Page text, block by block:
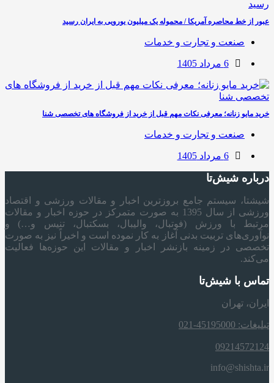
عبور از خط محاصره آمریکا / محموله یک میلیون یورویی به ایران رسید
صنعت و تجارت و خدمات
6 مرداد 1405
خرید مایو زنانه؛ معرفی نکات مهم قبل از خرید از فروشگاه های تخصصی شنا
صنعت و تجارت و خدمات
6 مرداد 1405
درباره شیش‌تا
شیشتا، سیستم جامع بروزترین اخبار و مقالات ورزشی و اقتصاد
ورزشی از سال 1395 به صورت متمرکز در حوزه اخبار و مقالات
مرتبط با ورزش (فوتبال، والیبال، بسکتبال، تنیس و…) و
نوآوری‌های تربیت بدنی آغاز به کار نموده است و اخیراً نیز به صورت
تخصصی در زمینه بازنشر اخبار و مقالات این حوزه‌ها فعالیت
می‌کند.
تماس با شیش‌تا
ایران، تهران
تبلیغات: 45195000-021
09214572124
info@shishta.ir